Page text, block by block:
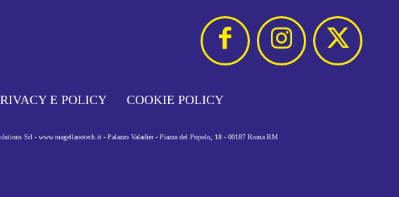
E POLICY COOKIE POLICY
Srl - www.magellanotech.it - Palazzo Valadier - Piazza del Popolo, 18 - 00187 Roma RM